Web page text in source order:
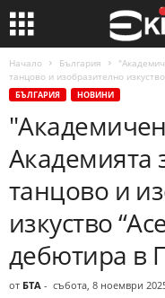
Начало България
танцово и изобразително
БЪЛГАРИЯ НОВИНИ
Академията
танцово и
изкуство
дебютира в
от БТА - събота, 8 ноември